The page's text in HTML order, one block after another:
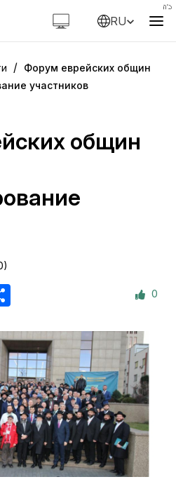
RU
/ Форум еврейских общин
участников
общин
0